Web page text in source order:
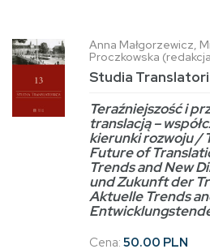
Anna Małgorzewicz,
Proczkowska
Studia
Teraźniejszość i
translacją –
kierunki rozwoju /
Future of
Trends and New
und Zukunft der
Aktuelle Trends
Cena: 50.00 PLN